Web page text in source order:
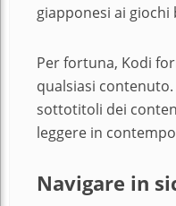
giapponesi ai giochi
Per fortuna, Kodi
qualsiasi
sottotitoli dei
leggere in
Navigare in